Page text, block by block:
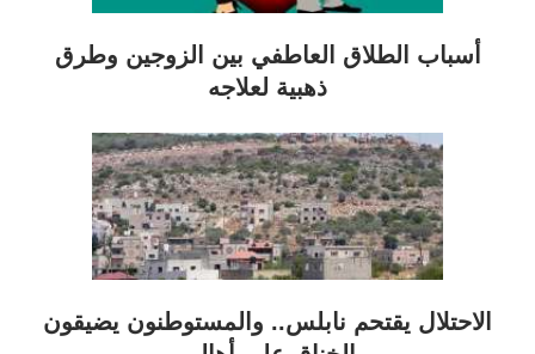
أسباب الطلاق العاطفي بين الزوجين وطرق
ذهبية لعلاجه
الاحتلال يقتحم نابلس.. والمستوطنون يضيقون